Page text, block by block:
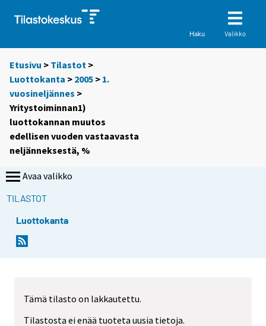
Haku Valikko
Etusivu > Tilastot >
Luottokanta > 2005 > 1.
vuosineljännes >
Yritystoiminnan1)
luottokannan muutos
edellisen vuoden vastaavasta
neljänneksestä, %
Avaa valikko
TILASTOT
Luottokanta
Tämä tilasto on lakkautettu.
Tilastosta ei enää tuoteta uusia tietoja.